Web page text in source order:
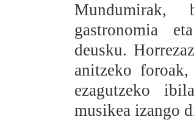
Mundumirak,
gastronomia
deusku.
anitzeko
ezagutzeko
musikea izango